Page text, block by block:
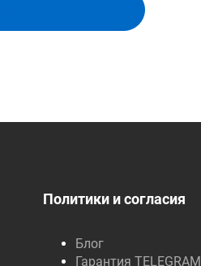
Политики и согласия
Блог
Гарантия TELEGRAM